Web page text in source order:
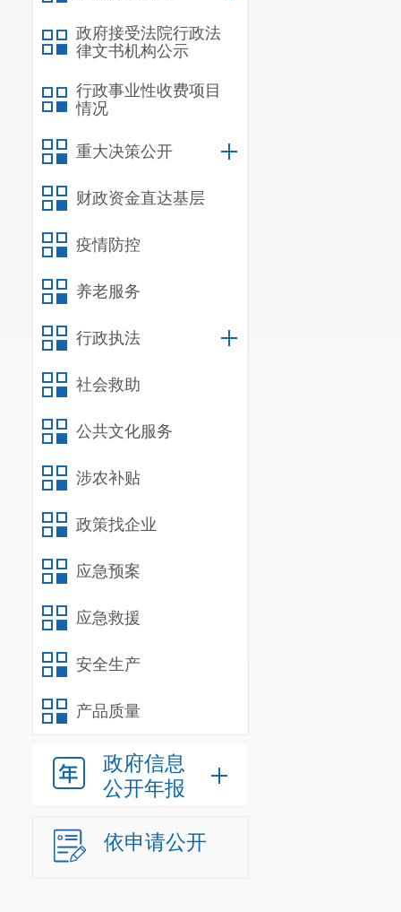
政府接受法院行政法
律文书机构公示
行政事业性收费项目
情况
重大决策公开
财政资金直达基层
疫情防控
养老服务
行政执法
社会救助
公共文化服务
涉农补贴
政策找企业
应急预案
应急救援
安全生产
产品质量
政府信息
公开年报
依申请公开